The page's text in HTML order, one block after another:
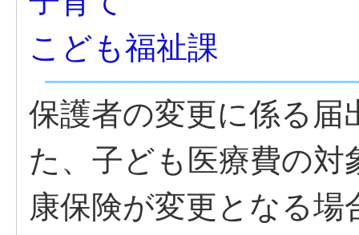
こども福祉課
保護者の変更に係る
た、子ども医療費の
康保険が変更となる